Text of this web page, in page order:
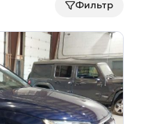
Фильтр